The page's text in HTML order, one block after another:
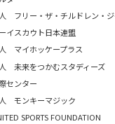
フリー・ザ・チルドレン・
イスカウト日本連盟
マイホッケープラス
未来をつかむスタディーズ
センター
モンキーマジック
SPORTS FOUNDATION